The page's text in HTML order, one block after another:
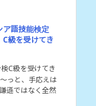
ア語技能検定
C級を受けてき
C級を受けてき
っと、手応えは
遜ではなく全然